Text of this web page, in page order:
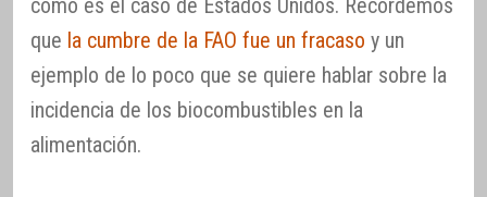
como es el caso de Estados Unidos. Recordemos
que la cumbre de la FAO fue un fracaso y un
ejemplo de lo poco que se quiere hablar sobre la
incidencia de los biocombustibles en la
alimentación.